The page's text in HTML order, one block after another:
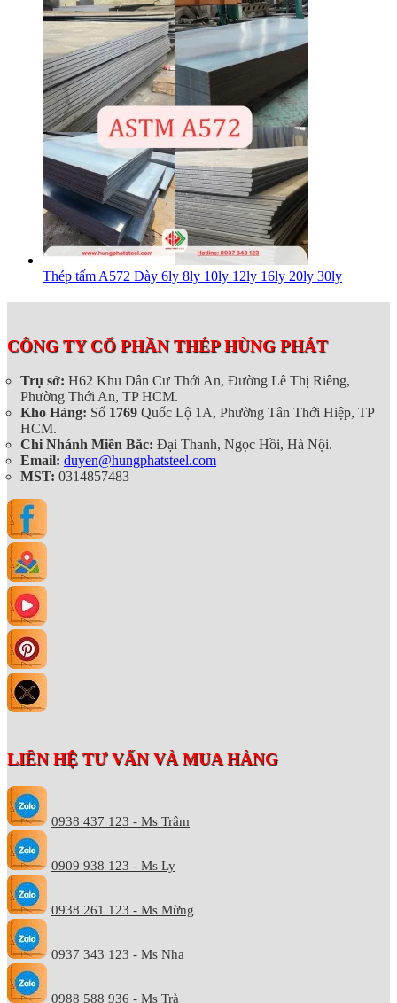
Thép tấm A572 Dày 6ly 8ly 10ly 12ly 16ly 20ly 30ly
CÔNG TY CỔ PHẦN THÉP HÙNG PHÁT
Trụ sở: H62 Khu Dân Cư Thới An, Đường Lê Thị Riêng,
Phường Thới An, TP HCM.
Kho Hàng: Số 1769 Quốc Lộ 1A, Phường Tân Thới Hiệp, TP
HCM.
Chi Nhánh Miền Bắc: Đại Thanh, Ngọc Hồi, Hà Nội.
Email: duyen@hungphatsteel.com
MST: 0314857483
LIÊN HỆ TƯ VẤN VÀ MUA HÀNG
0938 437 123 - Ms Trâm
0909 938 123 - Ms Ly
0938 261 123 - Ms Mừng
0937 343 123 - Ms Nha
0988 588 936 - Ms Trà